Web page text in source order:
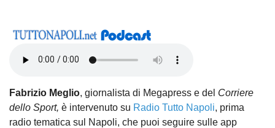
Fabrizio Meglio, giornalista di Megapress e del Corriere
dello Sport, è intervenuto su Radio Tutto Napoli, prima
radio tematica sul Napoli, che puoi seguire sulle app